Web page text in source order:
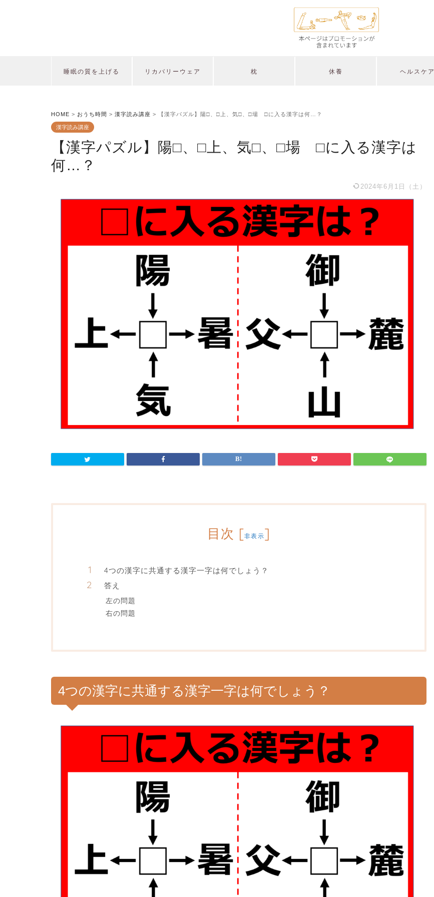
睡眠の質を上げる リカバリーウェア 枕 休養 ヘルスケア
HOME > おうち時間 > 漢字読み講座 > 【漢字パズル】陽□、□上、気□、□場 □に入る漢字は何…？
漢字読み講座
【漢字パズル】陽□、□上、気□、□場 □に入る漢字は
何…？
2024年6月1日（土）
目次 [非表示]
4つの漢字に共通する漢字一字は何でしょう？
答え
左の問題
右の問題
4つの漢字に共通する漢字一字は何でしょう？